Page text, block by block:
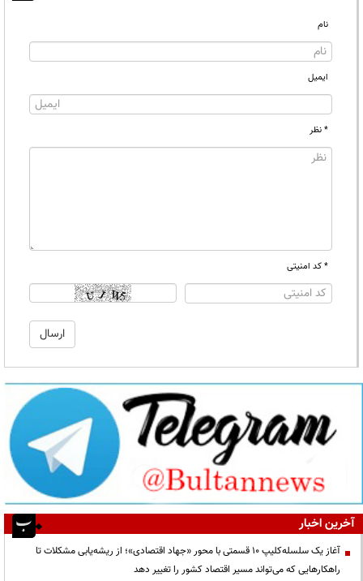
نام
ایمیل
* نظر
* کد امنیتی
آخرین اخبار
آغاز یک سلسله‌کلیپ ۱۰ قسمتی با محور «جهاد اقتصادی»؛ از ریشه‌یابی مشکلات تا
راهکارهایی که می‌تواند مسیر اقتصاد کشور را تغییر دهد